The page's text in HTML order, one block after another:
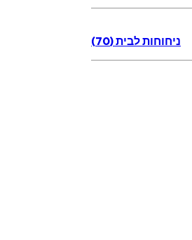
ניחוחות לבית (70)